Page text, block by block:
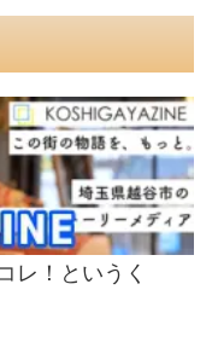
レ！というく